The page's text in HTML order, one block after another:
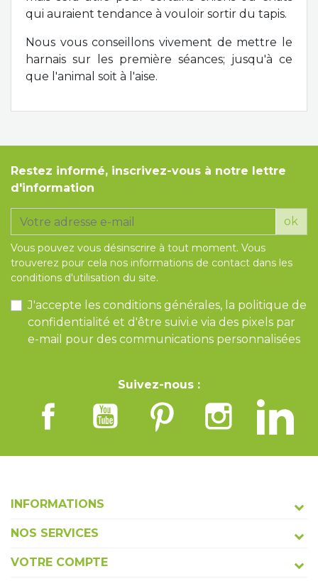
qui auraient tendance à vouloir sortir du tapis.
Nous vous conseillons vivement de mettre le
harnais sur les première séances; jusqu'à ce
que l'animal soit à l'aise.
Restez informé, inscrivez-vous à notre lettre
d'information
ok
Vous pouvez vous désinscrire à tout moment. Vous
trouverez pour cela nos informations de contact dans les
conditions d'utilisation du site.
J'accepte les conditions générales, la politique de
confidentialité et d'être suivi.e via des pixels par
e-mail pour des communications personnalisées
Suivez-nous :
INFORMATIONS
NOS SERVICES
VOTRE COMPTE